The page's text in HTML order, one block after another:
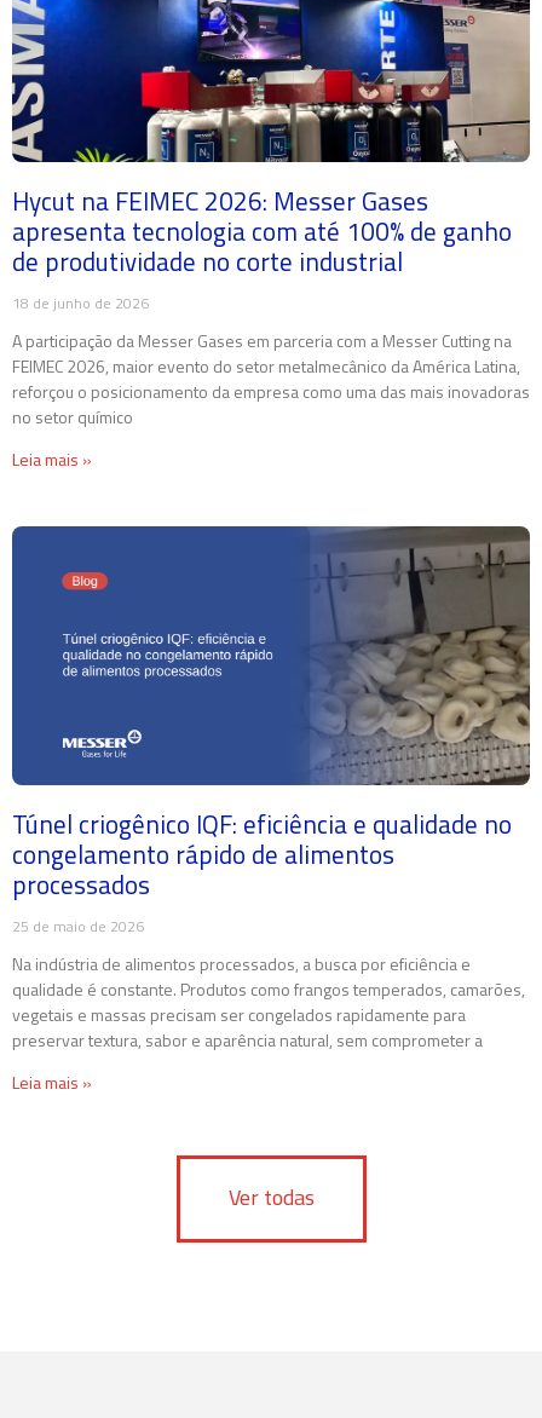
Hycut na FEIMEC 2026: Messer Gases
apresenta tecnologia com até 100% de ganho
de produtividade no corte industrial
18 de junho de 2026
A participação da Messer Gases em parceria com a Messer Cutting na
FEIMEC 2026, maior evento do setor metalmecânico da América Latina,
reforçou o posicionamento da empresa como uma das mais inovadoras
no setor químico
Leia mais »
Túnel criogênico IQF: eficiência e qualidade no
congelamento rápido de alimentos
processados
25 de maio de 2026
Na indústria de alimentos processados, a busca por eficiência e
qualidade é constante. Produtos como frangos temperados, camarões,
vegetais e massas precisam ser congelados rapidamente para
preservar textura, sabor e aparência natural, sem comprometer a
Leia mais »
Ver todas